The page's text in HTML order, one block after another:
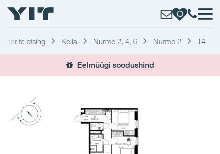
otsing Keila Nurme 2, 4, 6 Nurme 2 14
Eelmüügi soodushind